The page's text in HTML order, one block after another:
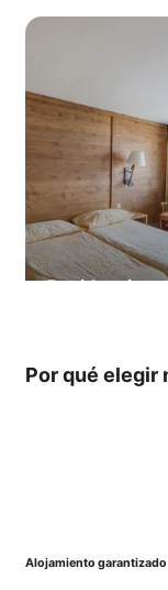
Residencia
Por qué elegir
Alojamiento garantizado